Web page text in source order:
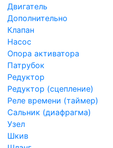
Двигатель
Дополнительно
Клапан
Насос
Опора активатора
Патрубок
Редуктор
Редуктор (сцепление)
Реле времени (таймер)
Сальник (диафрагма)
Узел
Шкив